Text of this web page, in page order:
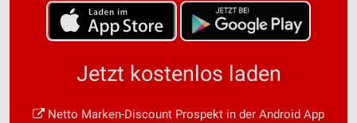
Jetzt kostenlos laden
Netto Marken-Discount Prospekt in der Android App